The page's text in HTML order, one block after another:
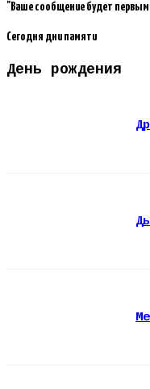
"Ваше сообщение будет
Сегодня дни памяти
День рождения